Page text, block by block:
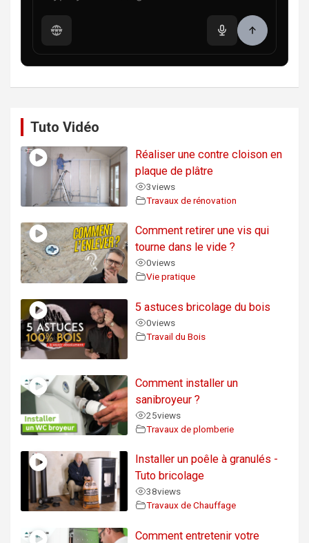
Tuto Vidéo
Réaliser une contre cloison en
plaque de plâtre
3views
Travaux de rénovation
Comment retirer une vis qui
tourne dans le vide ?
0views
Vie pratique
5 astuces bricolage du bois
0views
Travail du Bois
Comment installer un
sanibroyeur ?
25views
Travaux de plomberie
Installer un poêle à granulés -
Tuto bricolage
38views
Travaux de Chauffage
Comment entretenir votre